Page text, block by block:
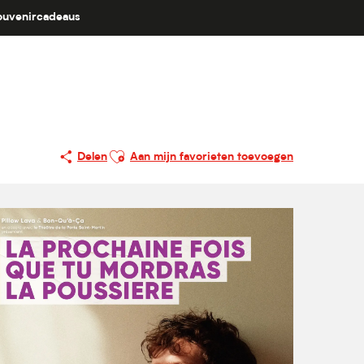
Delen
Ajouter aux favoris
Aan mijn favorieten toevoegen